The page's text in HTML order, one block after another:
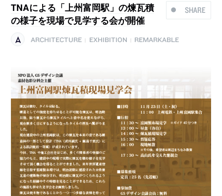
SHARE
TNAによる「上州富岡駅」の煉瓦積
の様子を現場で見学する会が開催
ARCHITECTURE EXHIBITION REMARKABLE